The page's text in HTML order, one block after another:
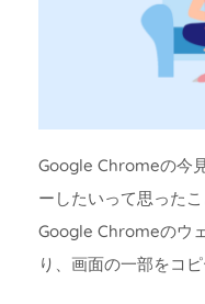
Google Chromeの今
ーしたいって思った
Google Chromeのウ
り、画面の一部をコ